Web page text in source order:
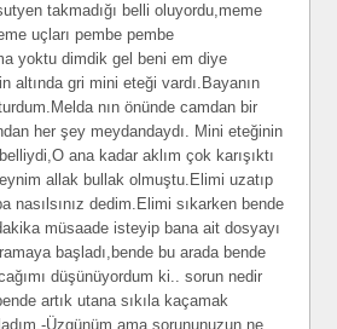
takmadığı belli oluyordu,meme
uçları pembe pembe
yoktu dimdik gel beni em diye
altında gri mini eteği vardı.Bayanın
nın önünde camdan bir
her şey meydandaydı. Mini eteğinin
ana kadar aklım çok karışıktı
allak bullak olmuştu.Elimi uzatıp
nasılsınız dedim.Elimi sıkarken bende
müsaade isteyip bana ait dosyayı
başladı,bende bu arada bende
düşünüyordum ki.. sorun nedir
artık utana sıkıla kaçamak
Üzgünüm ama sorununuzun ne